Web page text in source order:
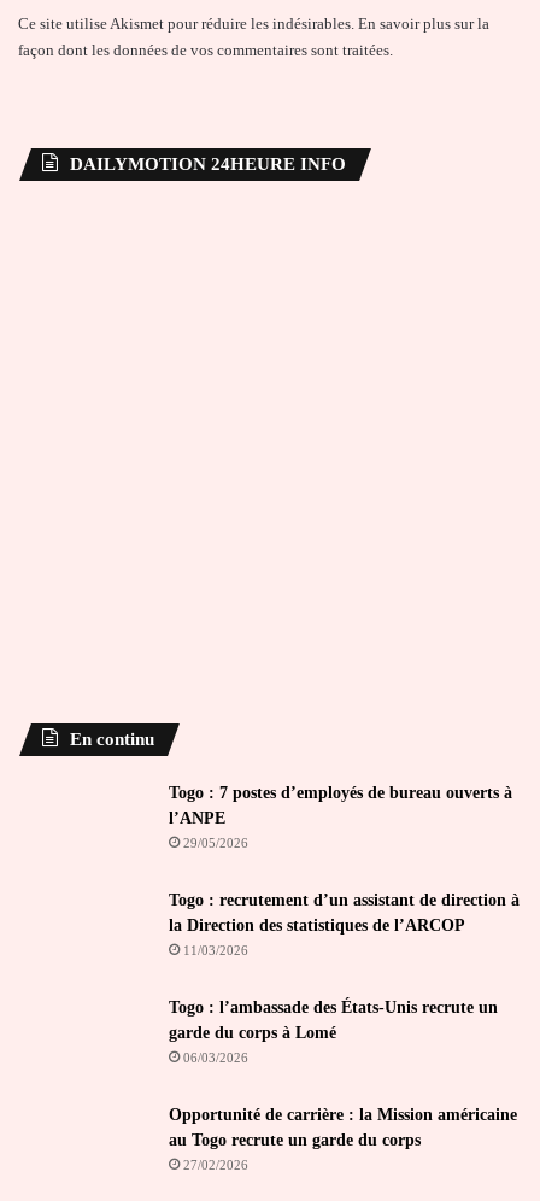
Ce site utilise Akismet pour réduire les indésirables. En savoir plus sur la
façon dont les données de vos commentaires sont traitées.
DAILYMOTION 24HEURE INFO
En continu
Togo : 7 postes d’employés de bureau ouverts à
l’ANPE
29/05/2026
Togo : recrutement d’un assistant de direction à
la Direction des statistiques de l’ARCOP
11/03/2026
Togo : l’ambassade des États-Unis recrute un
garde du corps à Lomé
06/03/2026
Opportunité de carrière : la Mission américaine
au Togo recrute un garde du corps
27/02/2026